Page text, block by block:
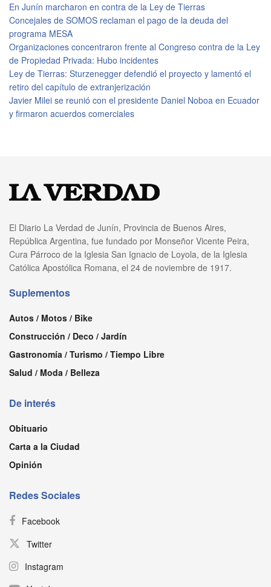
En Junín marcharon en contra de la Ley de Tierras
Concejales de SOMOS reclaman el pago de la deuda del
programa MESA
Organizaciones concentraron frente al Congreso contra de la Ley
de Propiedad Privada: Hubo incidentes
Ley de Tierras: Sturzenegger defendió el proyecto y lamentó el
retiro del capítulo de extranjerización
Javier Milei se reunió con el presidente Daniel Noboa en Ecuador
y firmaron acuerdos comerciales
El Diario La Verdad de Junín, Provincia de Buenos Aires,
República Argentina, fue fundado por Monseñor Vicente Peira,
Cura Párroco de la Iglesia San Ignacio de Loyola, de la Iglesia
Católica Apostólica Romana, el 24 de noviembre de 1917.
Suplementos
Autos / Motos / Bike
Construcción / Deco / Jardín
Gastronomía / Turismo / Tiempo Libre
Salud / Moda / Belleza
De interés
Obituario
Carta a la Ciudad
Opinión
Redes Sociales
Facebook
Twitter
Instagram